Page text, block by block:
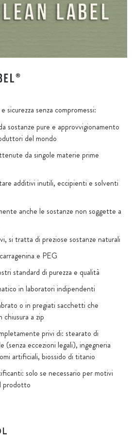
sicurezza senza compromessi:
sostanze pure e approvvigionamento
del mondo
da singole materie prime
additivi inutili, eccipienti e solventi
anche le sostanze non soggette a
si tratta di preziose sostanze naturali
e PEG
standard di purezza e qualità
in laboratori indipendenti
o in pregiati sacchetti che
a zip
privi di: stearato di
(senza eccezioni legali), ingegneria
artificiali, biossido di titanio
solo se necessario per motivi
prodotto